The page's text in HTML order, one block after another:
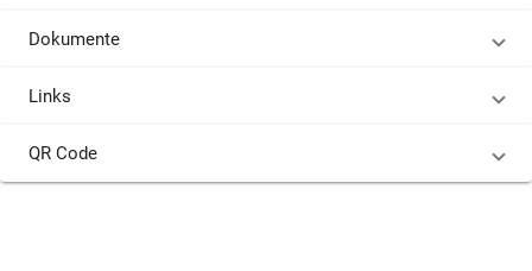
Dokumente
Links
QR Code